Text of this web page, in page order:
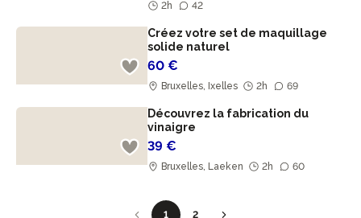
2h
42
Créez votre set de maquillage
solide naturel
60 €
Bruxelles, Ixelles 2h 69
Découvrez la fabrication du
vinaigre
39 €
Bruxelles, Laeken 2h 60
1 2